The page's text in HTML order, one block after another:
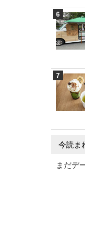
今読ま
まだデ